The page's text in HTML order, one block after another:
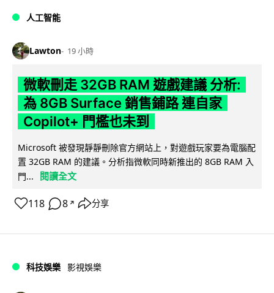
人工智能
Lawton 19 小時
微軟刪走 32GB RAM 遊戲建議 分析:
為 8GB Surface 銷售鋪路 連自家
Copilot+ 門檻也未到
Microsoft 被發現靜靜刪除官方網站上，對遊戲玩家要為電腦配
置 32GB RAM 的建議。分析指微軟同時新推出的 8GB RAM 入
門...
閱讀全文
118 8 ↗ 分享
科技娛樂 影視娛樂